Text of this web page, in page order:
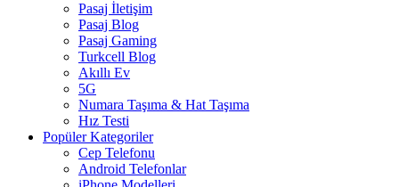
Pasaj İletişim
Pasaj Blog
Pasaj Gaming
Turkcell Blog
Akıllı Ev
5G
Numara Taşıma & Hat Taşıma
Hız Testi
Popüler Kategoriler
Cep Telefonu
Android Telefonlar